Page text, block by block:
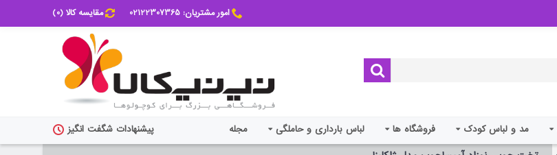
امور مشتریان: 02122307365 مقایسه کالا (0
)
پیشنهادات شگفت انگیز مد و لباس کودک فروشگاه ها لباس بارداری و حاملگی مجله